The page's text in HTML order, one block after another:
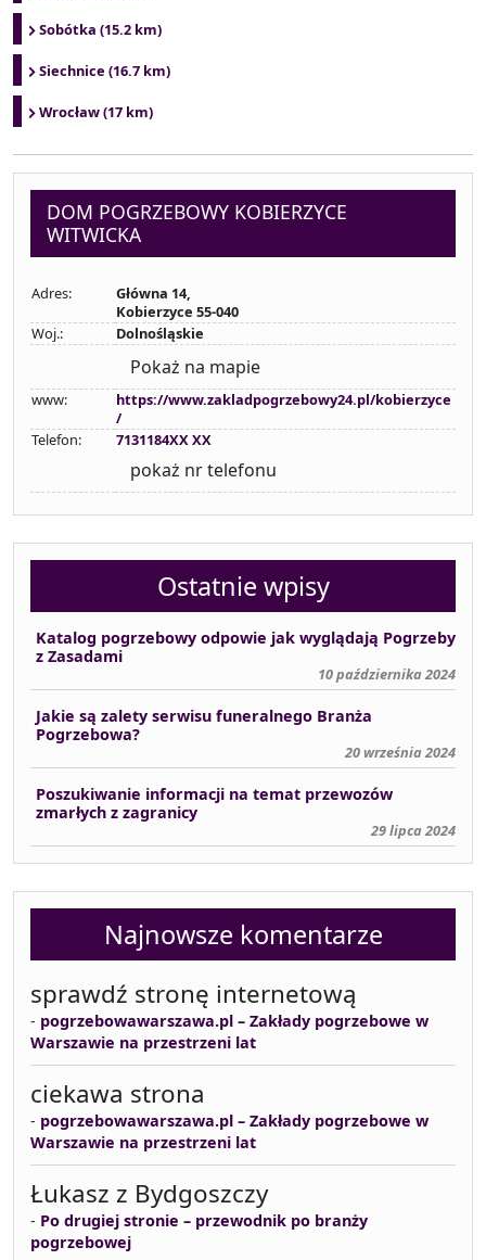
Sobótka (15.2 km)
Siechnice (16.7 km)
Wrocław (17 km)
DOM POGRZEBOWY KOBIERZYCE
WITWICKA
Adres:
Główna 14,
Kobierzyce 55-040
Woj.:
Dolnośląskie
Pokaż na mapie
www:
https://www.zakladpogrzebowy24.pl/kobierzyce
/
Telefon:
7131184XX XX
pokaż nr telefonu
Ostatnie wpisy
Katalog pogrzebowy odpowie jak wyglądają Pogrzeby
z Zasadami
10 października 2024
Jakie są zalety serwisu funeralnego Branża
Pogrzebowa?
20 września 2024
Poszukiwanie informacji na temat przewozów
zmarłych z zagranicy
29 lipca 2024
Najnowsze komentarze
sprawdź stronę internetową
- pogrzebowawarszawa.pl – Zakłady pogrzebowe w
Warszawie na przestrzeni lat
ciekawa strona
- pogrzebowawarszawa.pl – Zakłady pogrzebowe w
Warszawie na przestrzeni lat
Łukasz z Bydgoszczy
- Po drugiej stronie – przewodnik po branży
pogrzebowej